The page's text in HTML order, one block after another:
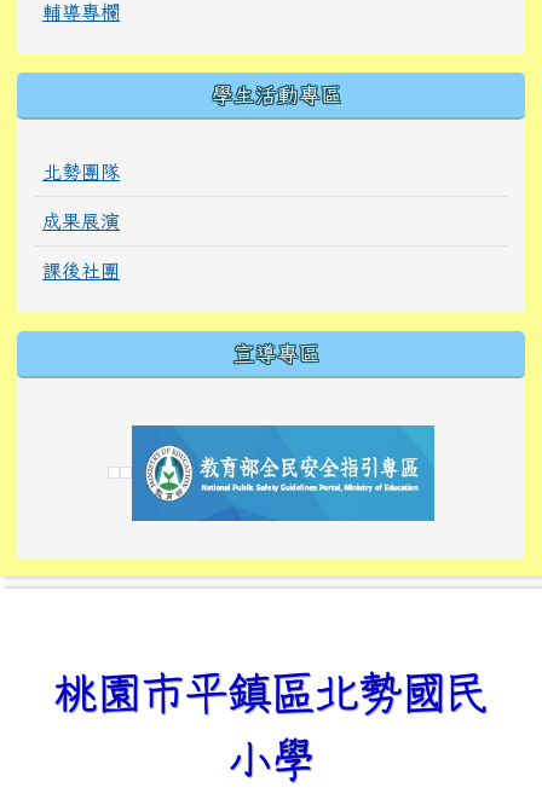
輔導專欄
學生活動專區
北勢團隊
成果展演
課後社團
宣導專區
link to https://
link to https://10000.gov.tw/
link to https://
link to https://10000.gov.tw/
link to https://
link to https://
link to https://i.win.org.tw/
link to https://
link to https://
link to https://
link to https://
桃園市平鎮區北勢國民
小學